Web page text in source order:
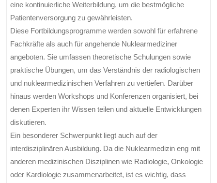
eine kontinuierliche Weiterbildung, um die bestmögliche
Patientenversorgung zu gewährleisten.
Diese Fortbildungsprogramme werden sowohl für erfahrene
Fachkräfte als auch für angehende Nuklearmediziner
angeboten. Sie umfassen theoretische Schulungen sowie
praktische Übungen, um das Verständnis der radiologischen
und nuklearmedizinischen Verfahren zu vertiefen. Darüber
hinaus werden Workshops und Konferenzen organisiert, bei
denen Experten ihr Wissen teilen und aktuelle Entwicklungen
diskutieren.
Ein besonderer Schwerpunkt liegt auch auf der
interdisziplinären Ausbildung. Da die Nuklearmedizin eng mit
anderen medizinischen Disziplinen wie Radiologie, Onkologie
oder Kardiologie zusammenarbeitet, ist es wichtig, dass